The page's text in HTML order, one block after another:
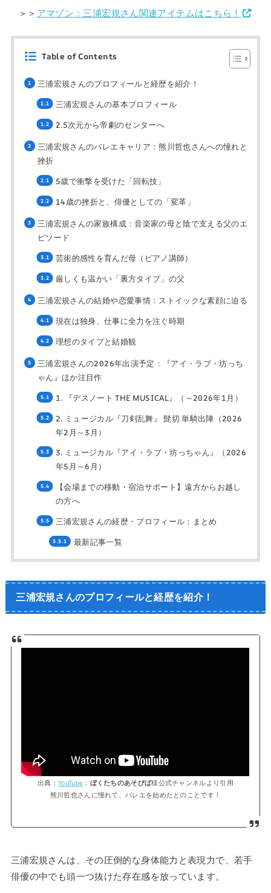
＞＞ アマゾン：三浦宏規さん関連アイテムはこちら！
Table of Contents
三浦宏規さんのプロフィールと経歴を紹介！
三浦宏規さんの基本プロフィール
2.5次元から帝劇のセンターへ
三浦宏規さんのバレエキャリア：熊川哲也さんへの憧れと
挫折
5歳で衝撃を受けた「回転技」
14歳の挫折と、俳優としての「変革」
三浦宏規さんの家族構成：音楽家の母と陰で支える父のエ
ピソード
芸術的感性を育んだ母（ピアノ講師）
厳しくも温かい「裏方タイプ」の父
三浦宏規さんの結婚や恋愛事情：ストイックな素顔に迫る
現在は独身、仕事に全力を注ぐ時期
理想のタイプと結婚観
三浦宏規さんの2026年出演予定：『アイ・ラブ・坊っち
ゃん』ほか注目作
1. 『デスノート THE MUSICAL』（～2026年1月）
2. ミュージカル『刀剣乱舞』 髭切 単騎出陣（2026
年2月～3月）
3. ミュージカル『アイ・ラブ・坊っちゃん』（2026
年5月～6月）
【会場までの移動・宿泊サポート】遠方からお越し
の方へ
三浦宏規さんの経歴・プロフィール：まとめ
最新記事一覧
三浦宏規さんのプロフィールと経歴を紹介！
出典：YouTube ： ぼくたちのあそびば様公式チャンネルより引用
熊川哲也さんに憧れて、バレエを始めたとのことです！
三浦宏規さんは、その圧倒的な身体能力と表現力で、若手
俳優の中でも頭一つ抜けた存在感を放っています。